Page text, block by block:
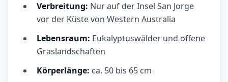
Verbreitung: Nur auf der Insel San Jorge
vor der Küste von Western Australia
Lebensraum: Eukalyptuswälder und offene
Graslandschaften
Körperlänge: ca. 50 bis 65 cm